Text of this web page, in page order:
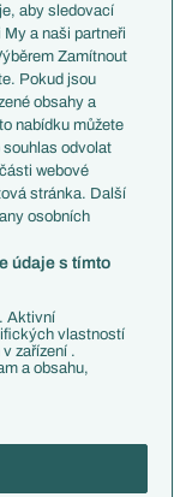
aby sledovací
a naši partneři
Zamítnout
Pokud jsou
obsahy a
nabídku můžete
souhlas odvolat
webové
stránka. Další
osobních
údaje s tímto
Aktivní
vlastností
zařízení .
a obsahu,